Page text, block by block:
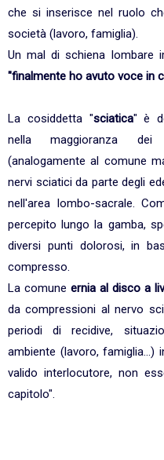
che si inserisce nel ruolo
società (lavoro, famiglia).
Un mal di schiena lombare
"finalmente ho avuto voce in
La cosiddetta "sciatica" è
nella maggioranza dei
(analogamente al comune
nervi sciatici da parte degli
nell'area lombo-sacrale.
percepito lungo la gamba,
diversi punti dolorosi, in
compresso.
La comune ernia al disco a
da compressioni al nervo
periodi di recidive,
ambiente (lavoro,
valido interlocutore, non
capitolo".